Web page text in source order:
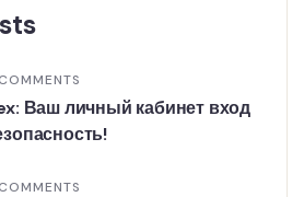
Ваш личный кабинет вход